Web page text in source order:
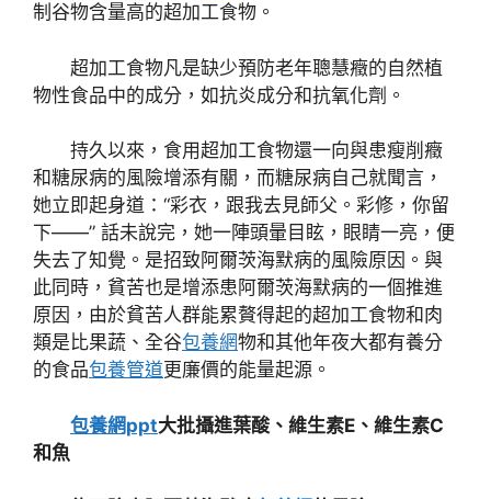
制谷物含量高的超加工食物。
超加工食物凡是缺少預防老年聰慧癥的自然植
物性食品中的成分，如抗炎成分和抗氧化劑。
持久以來，食用超加工食物還一向與患瘦削癥
和糖尿病的風險增添有關，而糖尿病自己就聞言，
她立即起身道：“彩衣，跟我去見師父。彩修，你留
下——” 話未說完，她一陣頭暈目眩，眼睛一亮，便
失去了知覺。是招致阿爾茨海默病的風險原因。與
此同時，貧苦也是增添患阿爾茨海默病的一個推進
原因，由於貧苦人群能累贅得起的超加工食物和肉
類是比果蔬、全谷包養網物和其他年夜大都有養分
的食品包養管道更廉價的能量起源。
包養網ppt大批攝進葉酸、維生素E、維生素C
和魚